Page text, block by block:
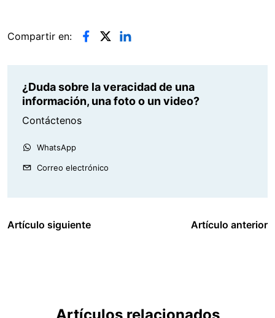
Compartir en:
¿Duda sobre la veracidad de una
información, una foto o un video?
Contáctenos
WhatsApp
Correo electrónico
Artículo siguiente Artículo anterior